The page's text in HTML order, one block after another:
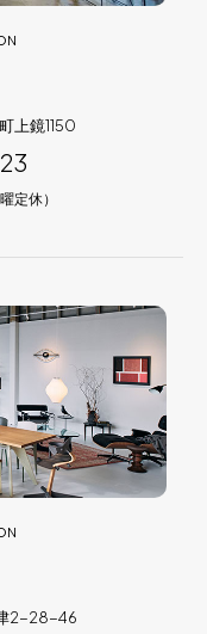
上鏡1150
定休）
2-28-46